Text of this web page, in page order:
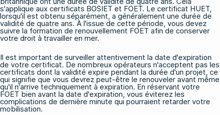
s'applique aux certificats BOSIET et FOET. Le certificat HUET,
lorsqu'il est obtenu séparément, a généralement une durée de
validité de quatre ans. À l'issue de cette période, vous devez
suivre la formation de renouvellement FOET afin de conserver
votre droit à travailler en mer.
Il est important de surveiller attentivement la date d'expiration
de votre certificat. De nombreux opérateurs n'acceptent pas les
certificats dont la validité expire pendant la durée d'un projet, ce
qui signifie que vous devrez peut-être le renouveler avant même
qu'il n'arrive techniquement à expiration. En réservant votre
FOET bien avant la date d'expiration, vous éviterez les
complications de dernière minute qui pourraient retarder votre
mobilisation.